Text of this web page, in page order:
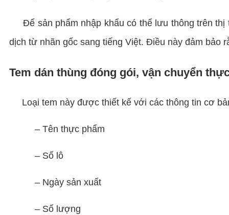
Để sản phẩm nhập khẩu có thể lưu thông trên thị
dịch từ nhãn gốc sang tiếng Việt. Điều này đảm bảo
Tem dán thùng đóng gói, vận chuyển
Loại tem này được thiết kế với các thông tin cơ
– Tên thực phẩm
– Số lô
– Ngày sản xuất
– Số lượng